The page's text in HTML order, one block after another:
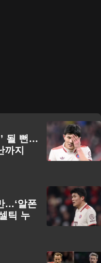
될 뻔…
까지
…‘알폰
틱 누